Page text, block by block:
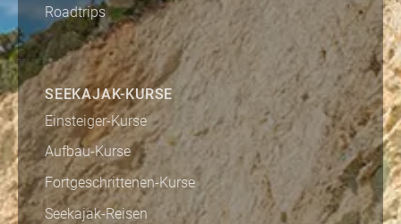
Roadtrips
SEEKAJAK-KURSE
Einsteiger-Kurse
Aufbau-Kurse
Fortgeschrittenen-Kurse
Seekajak-Reisen